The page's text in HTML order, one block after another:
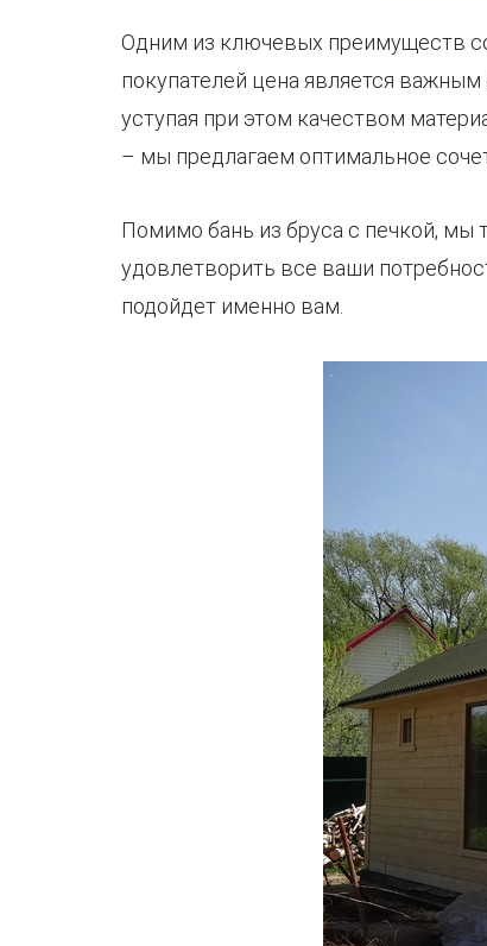
Одним из ключевых преимуществ
покупателей цена является
уступая при этом качеством
– мы предлагаем оптимальное
Помимо бань из бруса с печкой,
удовлетворить все ваши
подойдет именно вам.